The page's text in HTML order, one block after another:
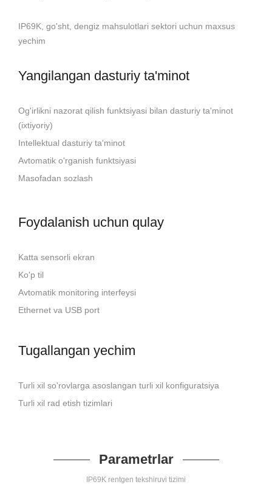
IP69K, go'sht, dengiz mahsulotlari sektori uchun maxsus
yechim
Yangilangan dasturiy ta'minot
Og'irlikni nazorat qilish funktsiyasi bilan dasturiy ta'minot
(ixtiyoriy)
Intellektual dasturiy ta'minot
Avtomatik o'rganish funktsiyasi
Masofadan sozlash
Foydalanish uchun qulay
Katta sensorli ekran
Ko'p til
Avtomatik monitoring interfeysi
Ethernet va USB port
Tugallangan yechim
Turli xil so'rovlarga asoslangan turli xil konfiguratsiya
Turli xil rad etish tizimlari
Parametrlar
IP69K rentgen tekshiruvi tizimi